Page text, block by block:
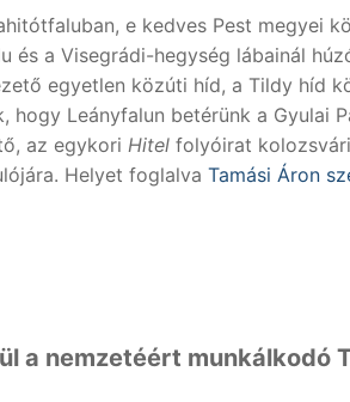
e kedves Pest megyei
és a Visegrádi-hegység lábainál
egyetlen közúti híd, a Tildy híd
hogy Leányfalun betérünk a Gyulai
az egykori Hitel folyóirat
Helyet foglalva Tamási Áron
a nemzetéért munkálkodó